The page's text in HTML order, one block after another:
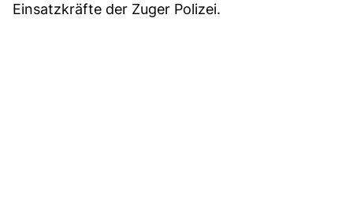
Einsatzkräfte der Zuger Polizei.